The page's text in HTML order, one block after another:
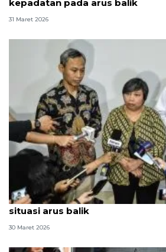
kepadatan pada arus balik
31 Maret 2026
Hukum, dari pengobatan Andrie
situasi arus balik
30 Maret 2026